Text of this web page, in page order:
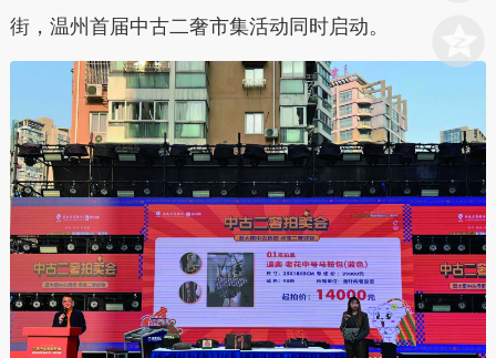
街，温州首届中古二奢市集活动同时启动。